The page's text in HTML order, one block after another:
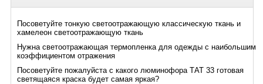
Посоветуйте тонкую светоотражающую классическую ткань и
хамелеон светоотражающую ткань
Нужна светоотражающая термопленка для одежды с наибольшим
коэффициентом отражения
Посоветуйте пожалуйста с какого люминофора ТАТ 33 готовая
светящаяся краска будет самая яркая?